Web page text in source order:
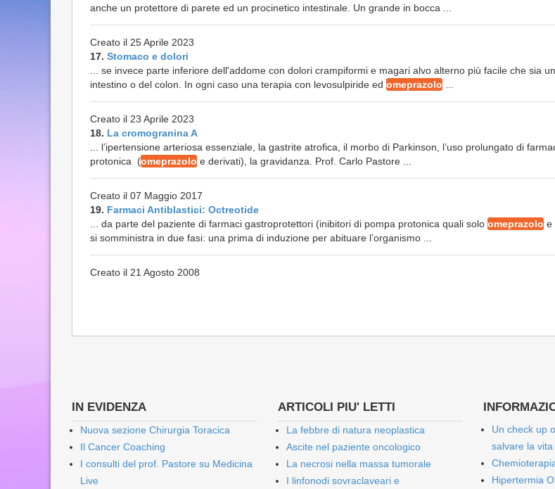
anche un protettore di parete ed un procinetico intestinale. Un grande in bocca ...
Creato il 25 Aprile 2023
17. Stomaco e dolori
... se invece parte inferiore dell'addome con dolori crampiformi e magari alvo alterno più facile che sia
intestino o del colon. In ogni caso una terapia con levosulpiride ed omeprazolo
Creato il 23 Aprile 2023
18. La cromogranina A
... l’ipertensione arteriosa essenziale, la gastrite atrofica, il morbo di Parkinson, l’uso prolungato di
protonica (omeprazolo e derivati), la gravidanza. Prof. Carlo Pastore ...
Creato il 07 Maggio 2017
19. Farmaci Antiblastici: Octreotide
... da parte del paziente di farmaci gastroprotettori (inibitori di pompa protonica quali solo omeprazolo e
si somministra in due fasi: una prima di induzione per abituare l’organismo ...
Creato il 21 Agosto 2008
IN EVIDENZA
Nuova sezione Chirurgia Toracica
Il Cancer Coaching
I consulti del prof. Pastore su Medicina
Live
ARTICOLI PIU' LETTI
La febbre di natura neoplastica
Ascite nel paziente oncologico
La necrosi nella massa tumorale
I linfonodi sovraclaveari e
Un check up
salvare la vita
Hipertermia